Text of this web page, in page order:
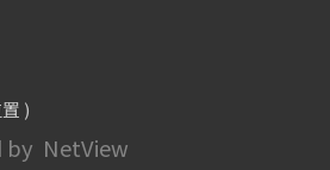
)
by NetView